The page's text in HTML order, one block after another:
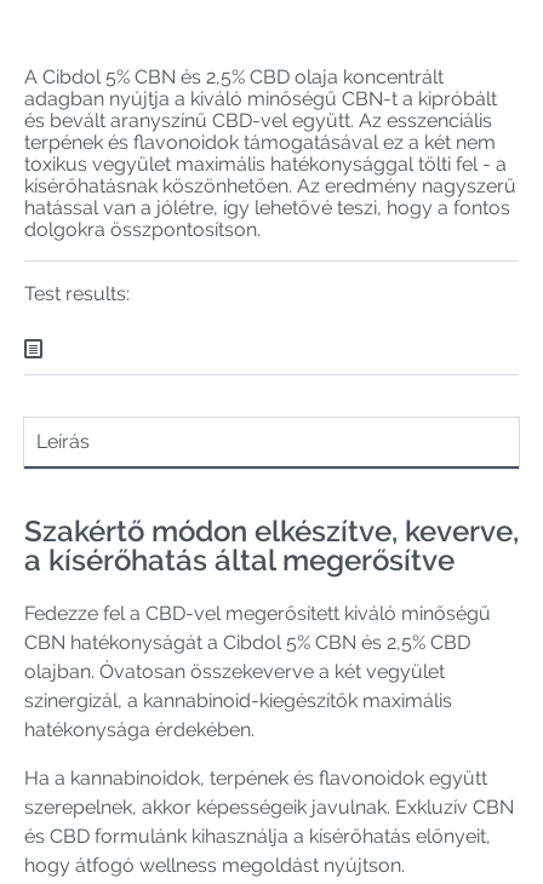
A Cibdol 5% CBN és 2,5% CBD olaja koncentrált
adagban nyújtja a kiváló minőségű CBN-t a kipróbált
és bevált aranyszínű CBD-vel együtt. Az esszenciális
terpének és flavonoidok támogatásával ez a két nem
toxikus vegyület maximális hatékonysággal tölti fel - a
kísérőhatásnak köszönhetően. Az eredmény nagyszerű
hatással van a jólétre, így lehetővé teszi, hogy a fontos
dolgokra összpontosítson.
Test results:
Leírás
Szakértő módon elkészítve, keverve,
a kísérőhatás által megerősítve
Fedezze fel a CBD-vel megerősített kiváló minőségű
CBN hatékonyságát a Cibdol 5% CBN és 2,5% CBD
olajban. Óvatosan összekeverve a két vegyület
szinergizál, a kannabinoid-kiegészítők maximális
hatékonysága érdekében.
Ha a kannabinoidok, terpének és flavonoidok együtt
szerepelnek, akkor képességeik javulnak. Exkluzív CBN
és CBD formulánk kihasználja a kísérőhatás előnyeit,
hogy átfogó wellness megoldást nyújtson.